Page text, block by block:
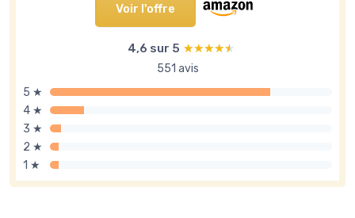
Voir l'offre
4,6 sur 5 ★★★★★
★★★★★
551 avis
5 ★
4 ★
3 ★
2 ★
1 ★